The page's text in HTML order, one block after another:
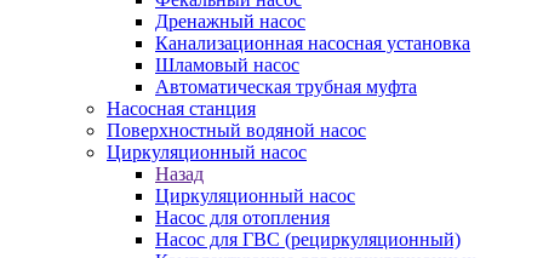
Дренажный насос
Канализационная насосная установка
Шламовый насос
Автоматическая трубная муфта
Насосная станция
Поверхностный водяной насос
Циркуляционный насос
Назад
Циркуляционный насос
Насос для отопления
Насос для ГВС (рециркуляционный)